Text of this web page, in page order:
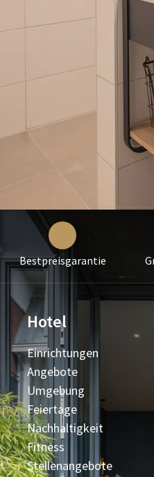
Bestpreisgarantie
Hotel
Einrichtungen
Angebote
Umgebung
Feiertage
Nachhaltigkeit
Fitness
Stellenangebote